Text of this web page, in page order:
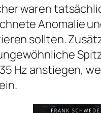
waren
Anomalie
sollten.
Hz anstiegen,